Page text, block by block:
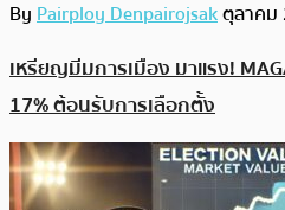
ByPairploy Denpairojsakตุลาคม
เหรียญมีมการเมือง มาแรง!
17% ต้อนรับการเลือกตั้ง